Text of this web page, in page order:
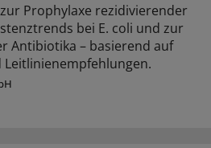
Prophylaxe rezidivierender
bei E. coli und zur
Antibiotika – basierend auf
Leitlinienempfehlungen.